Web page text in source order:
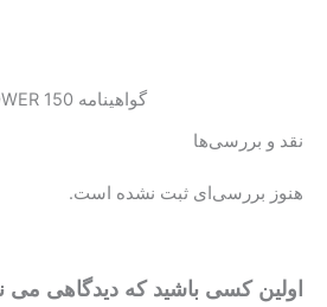
گواهینامه 150 POWER
نقد و بررسی‌ها
هنوز بررسی‌ای ثبت نشده است.